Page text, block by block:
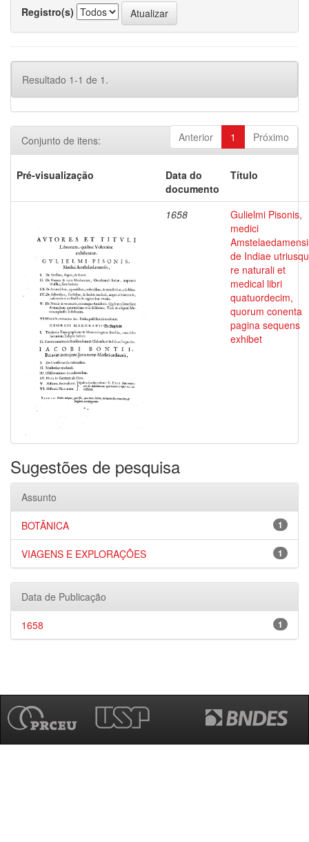
Registro(s)
Resultado 1-1 de 1.
Anterior 1 Próximo
Conjunto de itens:
Pré-visualização
Data do
documento
Título
1658
Gulielmi Pisonis,
medici
de Indiae
re naturali et
medical libri
quatuordecim,
quorum conenta
pagina sequens
exhibet
Sugestões de pesquisa
Assunto
1
BOTÂNICA
1
VIAGENS E EXPLORAÇÕES
Data de Publicação
1
1658